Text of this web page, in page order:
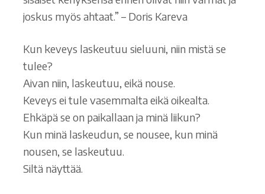
joskus myös ahtaat.” – Doris Kareva
Kun keveys laskeutuu sieluuni, niin mistä se
tulee?
Aivan niin, laskeutuu, eikä nouse.
Keveys ei tule vasemmalta eikä oikealta.
Ehkäpä se on paikallaan ja minä liikun?
Kun minä laskeudun, se nousee, kun minä
nousen, se laskeutuu.
Siltä näyttää.